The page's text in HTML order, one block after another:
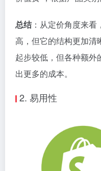
总结：从定价角度来看
高，但它的结构更加清
起步较低，但各种额
出更多的成本。
2. 易用性